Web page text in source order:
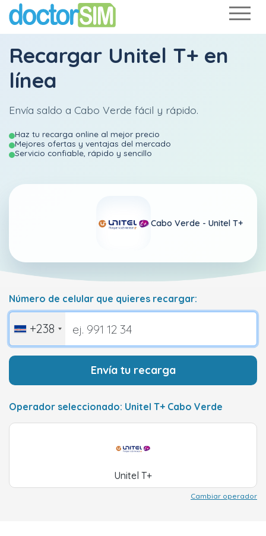
Recargar Unitel T+ en
línea
Envía saldo a Cabo Verde fácil y rápido.
Haz tu recarga online al mejor precio
Mejores ofertas y ventajas del mercado
Servicio confiable, rápido y sencillo
Cabo Verde - Unitel T+
Número de celular que quieres recargar:
+238
Envía tu recarga
Operador seleccionado: Unitel T+ Cabo Verde
Unitel T+
Cambiar operador